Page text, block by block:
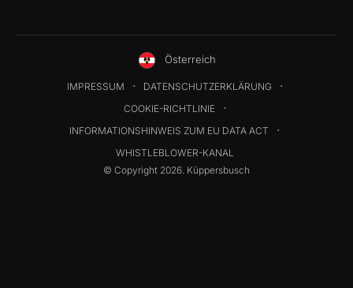
Österreich
IMPRESSUM
DATENSCHUTZERKLÄRUNG
COOKIE-RICHTLINIE
INFORMATIONSHINWEIS ZUM EU DATA ACT
WHISTLEBLOWER-KANAL
© Copyright 2026. Küppersbusch